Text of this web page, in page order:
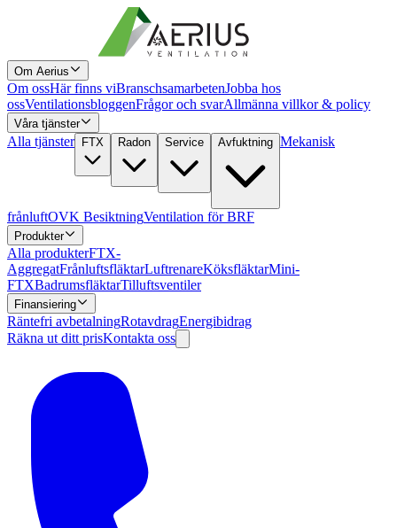
Om Aerius
Om ossHär finns viBranschsamarbetenJobba hos
ossVentilationsbloggenFrågor och svarAllmänna villkor & policy
Våra tjänster
Alla tjänster FTX Radon Service Avfuktning Mekanisk
frånluftOVK BesiktningVentilation för BRF
Produkter
Alla produkterFTX-
AggregatFrånluftsfläktarLuftrenareKöksfläktarMini-
FTXBadrumsfläktarTilluftsventiler
Finansiering
Räntefri avbetalningRotavdragEnergibidrag
Räkna ut ditt prisKontakta oss